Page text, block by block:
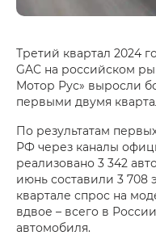
Третий квартал 2024
GAC на российском
Мотор Рус» выросли
первыми двумя
По результатам
РФ через каналы
реализовано 3 342
июнь составили 3 708
квартале спрос на
вдвое – всего в
автомобиля.